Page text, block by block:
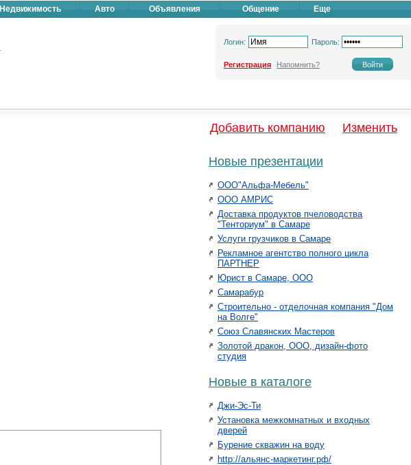
Недвижимость Авто Объявления Общение Еще
Логин: Пароль:
Регистрация Напомнить?
Добавить компанию Изменить
Новые презентации
ООО"Альфа-Мебель"
ООО АМРИС
Доставка продуктов пчеловодства
"Тенториум" в Самаре
Услуги грузчиков в Самаре
Рекламное агентство полного цикла
ПАРТНЕР
Юрист в Самаре, ООО
Самарабур
Строительно - отделочная компания "Дом
на Волге"
Союз Славянских Мастеров
Золотой дракон, ООО, дизайн-фото
студия
Новые в каталоге
Джи-Эс-Ти
Установка межкомнатных и входных
дверей
Бурение скважин на воду
http://альянс-маркетинг.рф/